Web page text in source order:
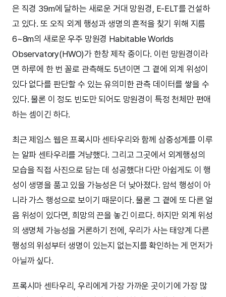
은 직경 39m에 달하는 새로운 거대 망원경, E-ELT를 건설하
고 있다. 또 오직 외계 행성과 생명의 흔적을 찾기 위해 지름
6~8m의 새로운 우주 망원경 Habitable Worlds
Observatory(HWO)가 한창 제작 중이다. 이런 망원경이라
면 하루에 한 번 꼴로 관측해도 5년이면 그 곁에 외계 위성이
있다 없다를 판단할 수 있는 유의미한 관측 데이터를 쌓을 수
있다. 물론 이 정도 빈도만 되어도 망원경이 특정 천체만 편애
하는 셈이긴 하다.
최근 제임스 웹은 프록시마 센타우리와 함께 삼중성계를 이루
는 알파 센타우리를 겨냥했다. 그리고 그곳에서 외계행성의
모습을 직접 사진으로 담는 데 성공했다! 다만 아쉽게도 이 행
성이 생명을 품고 있을 가능성은 더 낮아졌다. 암석 행성이 아
니라 가스 행성으로 보이기 때문이다. 물론 그 곁에 또 다른 얼
음 위성이 있다면, 희망의 끈을 놓긴 이르다. 하지만 외계 위성
의 생명체 가능성을 거론하기 전에, 우리가 사는 태양계 다른
행성의 위성부터 생명이 있는지 없는지를 확인하는 게 먼저가
아닐까 싶다.
프록시마 센타우리, 우리에게 가장 가까운 곳이기에 가장 많